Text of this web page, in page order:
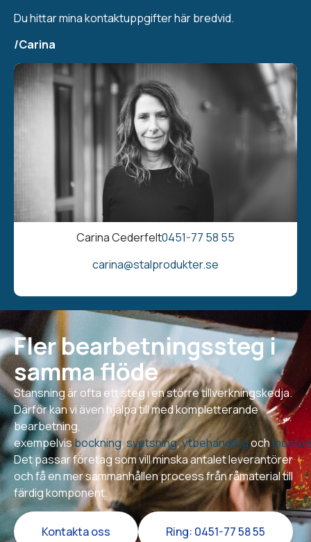
Du hittar mina kontaktuppgifter här bredvid.
/Carina
Carina Cederfelt0451-77 58 55
carina@stalprodukter.se
Fler bearbetningssteg i
samma flöde
Stansning är ofta ett steg i en större tillverkningskedja.
Därför kan vi även hjälpa till med kompletterande
bearbetning,
exempelvisbockning,svetsning,ytbehandlingoch
Det passar företag som vill minska antalet leverantörer
och få en mer sammanhållen process från råmaterial till
färdig komponent.
Kontakta oss Ring: 0451-77 58 55